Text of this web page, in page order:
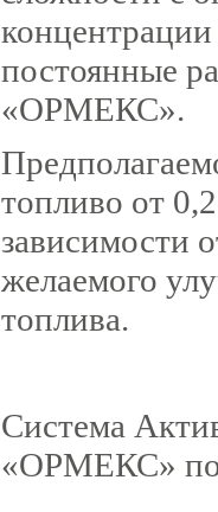
постоянные
«ОРМЕКС».
топливо от
зависимости
желаемого
топлива.
Система
«ОРМЕКС»